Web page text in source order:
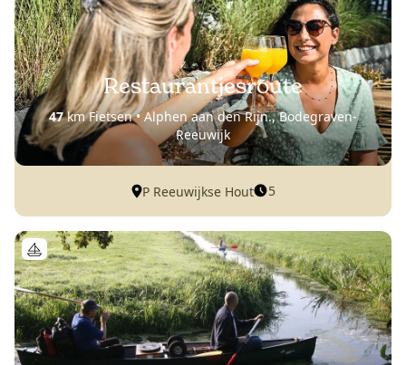
Restaurantjesroute
47km Fietsen • Alphen aan den Rijn., Bodegraven-
Reeuwijk
P Reeuwijkse Hout 5